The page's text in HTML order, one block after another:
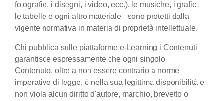
fotografie, i disegni, i video, ecc.), le musiche, i grafici,
le tabelle e ogni altro materiale - sono protetti dalla
vigente normativa in materia di proprietà intellettuale.
Chi pubblica sulle piattaforme e-Learning i Contenuti
garantisce espressamente che ogni singolo
Contenuto, oltre a non essere contrario a norme
imperative di legge, è nella sua legittima disponibilità e
non viola alcun diritto d'autore, marchio, brevetto o